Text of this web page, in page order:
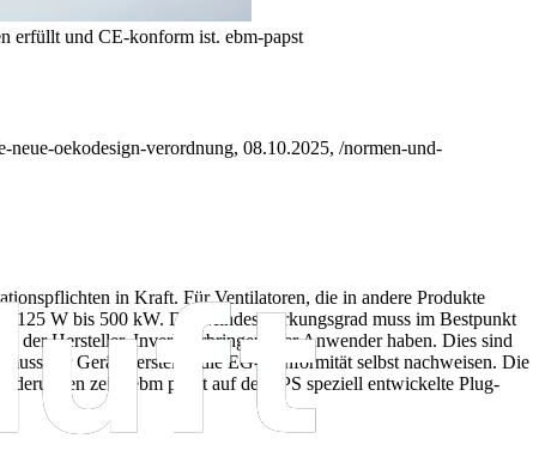
erfüllt und CE-konform ist. ebm-papst
oekodesign-verordnung, 08.10.2025, /normen-und-
in Kraft. Für Ventilatoren, die in andere Produkte
125 W bis 500 kW. Der Mindestwirkungsgrad muss im Bestpunkt
der Hersteller, Inverkehrbringer oder Anwender haben. Dies sind
der Gerätehersteller die EG-Konformität selbst nachweisen. Die
zeigt ebm papst auf der SPS speziell entwickelte Plug-